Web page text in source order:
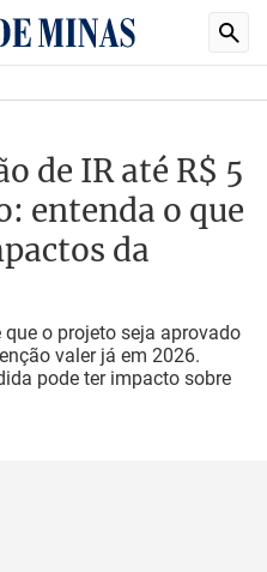
de IR até R$ 5
entenda o que
da
o projeto seja aprovado
valer já em 2026.
pode ter impacto sobre